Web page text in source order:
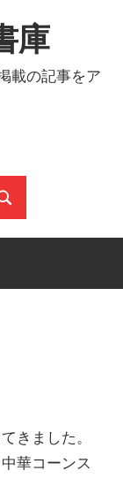
庫
載の記事をア
検
きました。
華コーンス